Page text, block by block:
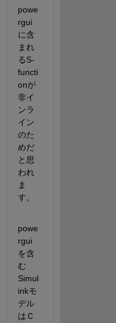
powe
rgui
に含
まれ
るS-
functi
onが
非イ
ンラ
イン
のた
めだ
と思
われ
ま
す。
powe
rgui
を含
む
Simul
inkモ
デル
はＣ